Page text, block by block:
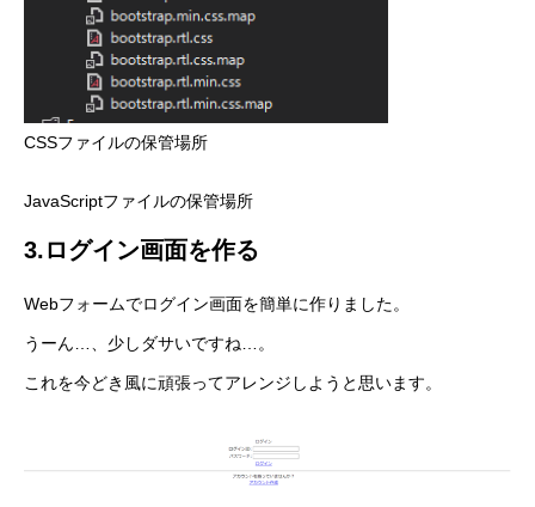
CSSファイルの保管場所
JavaScriptファイルの保管場所
3.ログイン画面を作る
Webフォームでログイン画面を簡単に作りました。
うーん…、少しダサいですね…。
これを今どき風に頑張ってアレンジしようと思います。